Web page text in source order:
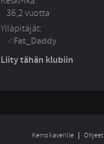
36,2 vuotta
Ylläpitäjät:
Fat_Daddy
Liity tähän klubiin
Kerro kaverille Ohjeet